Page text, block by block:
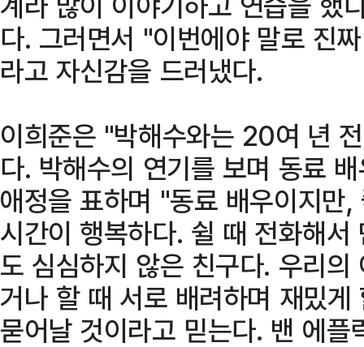
다. 그러면서 "이번에야 말로 진
라고 자신감을 드러냈다.
이희준은 "박해수와는 20여 년
다. 박해수의 연기를 보며 동료
애정을 표하며 "동료 배우이지만
시간이 행복하다. 쉴 때 전화해
도 심심하지 않은 친구다. 우리
거나 할 때 서로 배려하며 재밌
묻어날 것이라고 믿는다. 밴 에